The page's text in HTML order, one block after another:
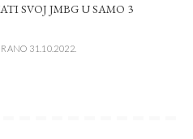
SVOJ JMBG U SAMO 3
31.10.2022.